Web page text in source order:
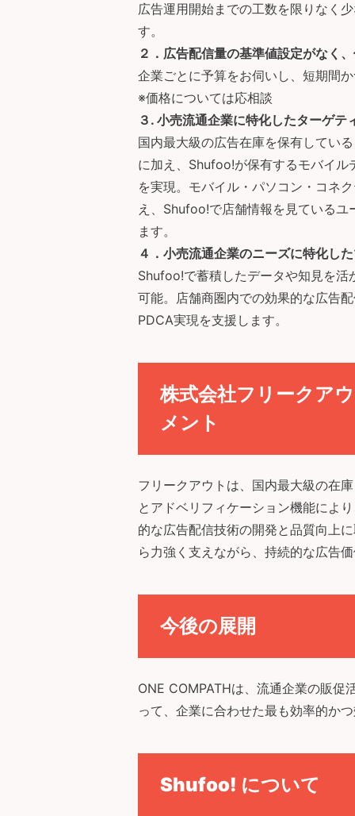
広告運用開始までの工数を限りなく
す。
２．広告配信量の基準値設定がなく
企業ごとに予算をお伺いし、短期間
※価格については応相談
３. 小売流通企業に特化したターゲテ
国内最大級の広告在庫を保有してい
に加え、Shufoo!が保有するモバイ
を実現。モバイル・パソコン・コネ
え、Shufoo!で店舗情報を見ている
ます。
４．小売流通企業のニーズに特化し
Shufoo!で蓄積したデータや知見を
可能。店舗商圏内での効果的な広告
PDCA実現を支援します。
株式会社フリークア
メント
フリークアウトは、国内最大級の在
とアドベリフィケーション機能によ
的な広告配信技術の開発と品質向上
ら力強く支えながら、持続的な広告
今後の展開
ONE COMPATHは、流通企業の販促
って、企業に合わせた最も効率的か
Shufoo! について